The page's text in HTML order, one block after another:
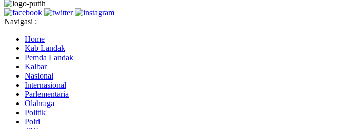
Navigasi :
Home
Kab Landak
Pemda Landak
Kalbar
Nasional
Internasional
Parlementaria
Olahraga
Politik
Polri